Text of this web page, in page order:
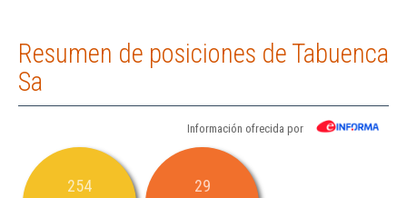
Resumen de posiciones de Tabuenca
Sa
Información ofrecida por
254 29